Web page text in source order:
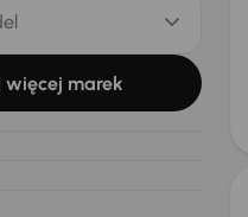
więcej marek